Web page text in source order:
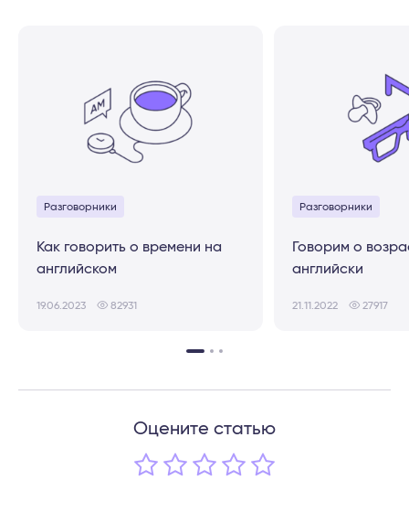
Разговорники
Как говорить о времени на
английском
19.06.2023 82931
Разговорники
Говорим о
английски
21.11.2022 27917
Оцените статью